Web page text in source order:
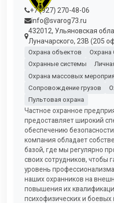
+7 (927) 270-48-06
info@svarog73.ru
432012, Ульяновская
Луначарского, 23В (205
Охрана объектов
Охрана
Охранные системы
Охрана массовых
Сопровождение грузов
Пультовая охрана
Частное охранное
предоставляет широкий
обеспечению
компания обладает
базой, где мы регулярно
своих сотрудников, чтобы
уровень
наших охранников на
повышения их
психофизических и боевых